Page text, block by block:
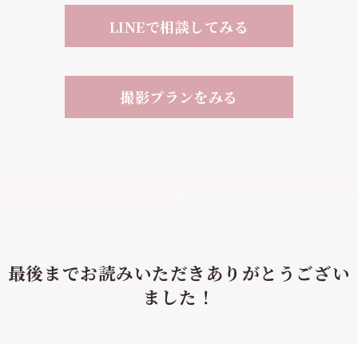
LINEで相談してみる
撮影プランをみる
最後までお読みいただきありがとうござい
ました！